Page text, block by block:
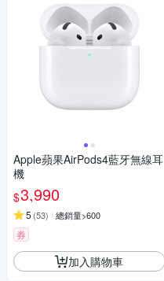
Apple蘋果AirPods4藍牙無線耳
機
$3,990
5 (53) 總銷量>600
券
加入購物車